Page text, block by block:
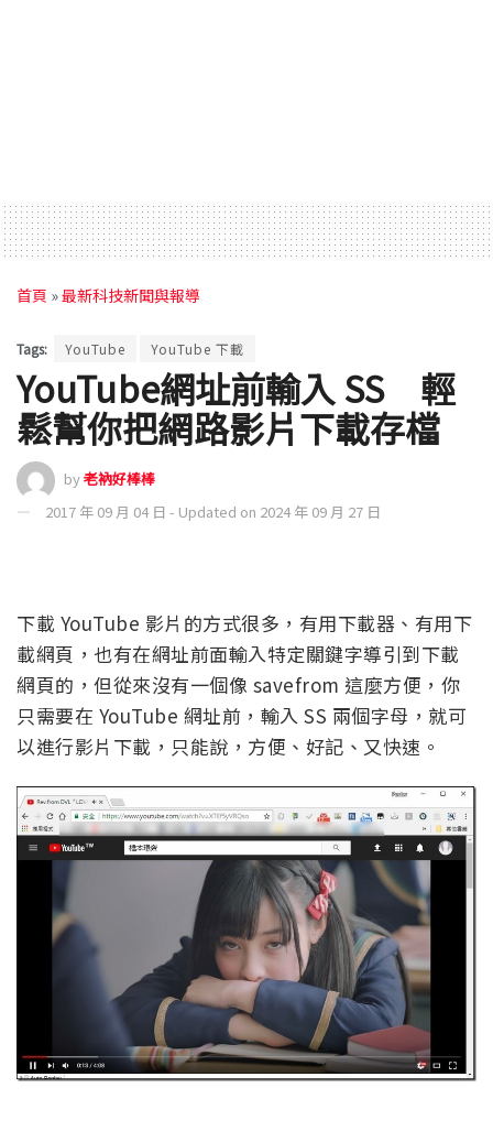
首頁 »最新科技新聞與報導
Tags: YouTube YouTube 下載
YouTube網址前輸入 SS 輕
鬆幫你把網路影片下載存檔
by老衲好棒棒
2017 年 09 月 04 日 - Updated on 2024 年 09 月 27 日
下載 YouTube 影片的方式很多，有用下載器、有用下
載網頁，也有在網址前面輸入特定關鍵字導引到下載
網頁的，但從來沒有一個像 savefrom 這麼方便，你
只需要在 YouTube 網址前，輸入 SS 兩個字母，就可
以進行影片下載，只能說，方便、好記、又快速。